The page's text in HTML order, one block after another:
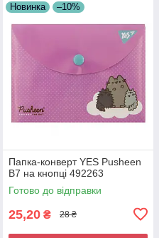
Новинка –10%
Папка-конверт YES Pusheen
B7 на кнопці 492263
Готово до відправки
25,20 ₴ 28 ₴